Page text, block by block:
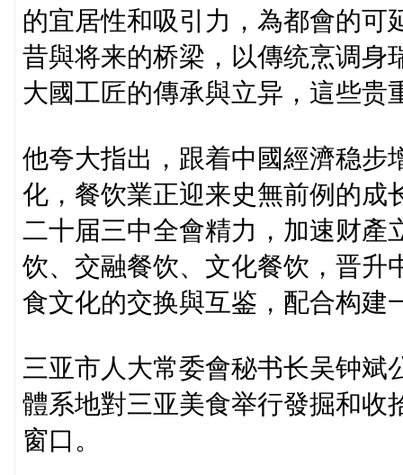
的宜居性和吸引力，為都會的可
昔與将来的桥梁，以傳统烹调身
大國工匠的傳承與立异，這些贵
他夸大指出，跟着中國經濟稳步
化，餐饮業正迎来史無前例的成
二十届三中全會精力，加速财產
饮、交融餐饮、文化餐饮，晋升
食文化的交换與互鉴，配合构建
三亚市人大常委會秘书长吴钟斌
體系地對三亚美食举行發掘和收
窗口。